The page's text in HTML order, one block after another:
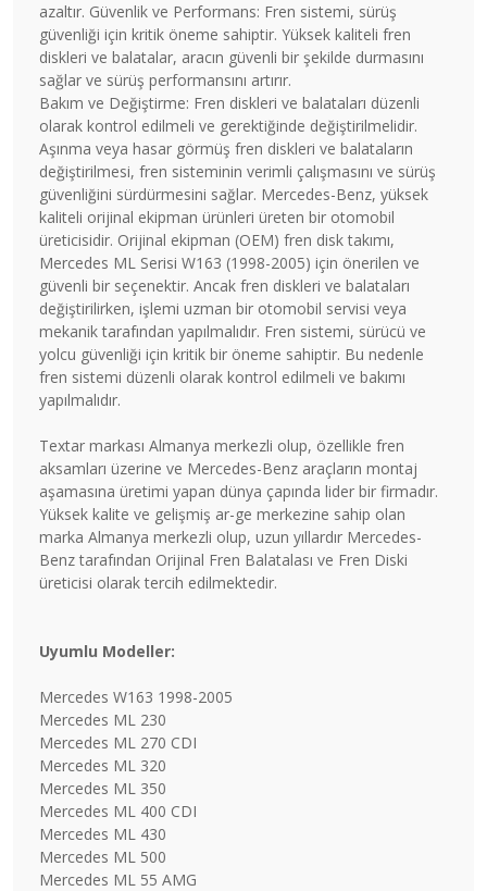
azaltır. Güvenlik ve Performans: Fren sistemi, sürüş
güvenliği için kritik öneme sahiptir. Yüksek kaliteli fren
diskleri ve balatalar, aracın güvenli bir şekilde durmasını
sağlar ve sürüş performansını artırır.
Bakım ve Değiştirme: Fren diskleri ve balataları düzenli
olarak kontrol edilmeli ve gerektiğinde değiştirilmelidir.
Aşınma veya hasar görmüş fren diskleri ve balataların
değiştirilmesi, fren sisteminin verimli çalışmasını ve sürüş
güvenliğini sürdürmesini sağlar. Mercedes-Benz, yüksek
kaliteli orijinal ekipman ürünleri üreten bir otomobil
üreticisidir. Orijinal ekipman (OEM) fren disk takımı,
Mercedes ML Serisi W163 (1998-2005) için önerilen ve
güvenli bir seçenektir. Ancak fren diskleri ve balataları
değiştirilirken, işlemi uzman bir otomobil servisi veya
mekanik tarafından yapılmalıdır. Fren sistemi, sürücü ve
yolcu güvenliği için kritik bir öneme sahiptir. Bu nedenle
fren sistemi düzenli olarak kontrol edilmeli ve bakımı
yapılmalıdır.
Textar markası Almanya merkezli olup, özellikle fren
aksamları üzerine ve Mercedes-Benz araçların montaj
aşamasına üretimi yapan dünya çapında lider bir firmadır.
Yüksek kalite ve gelişmiş ar-ge merkezine sahip olan
marka Almanya merkezli olup, uzun yıllardır Mercedes-
Benz tarafından Orijinal Fren Balatalası ve Fren Diski
üreticisi olarak tercih edilmektedir.
Uyumlu Modeller:
Mercedes W163 1998-2005
Mercedes ML 230
Mercedes ML 270 CDI
Mercedes ML 320
Mercedes ML 350
Mercedes ML 400 CDI
Mercedes ML 430
Mercedes ML 500
Mercedes ML 55 AMG